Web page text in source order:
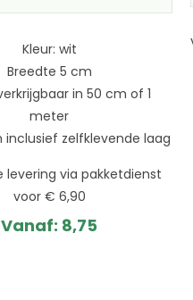
Kleur: wit
Breedte 5 cm
in 50 cm of 1
meter
inclusief zelfklevende laag
levering via pakketdienst
voor € 6,90
Vanaf: 8,75